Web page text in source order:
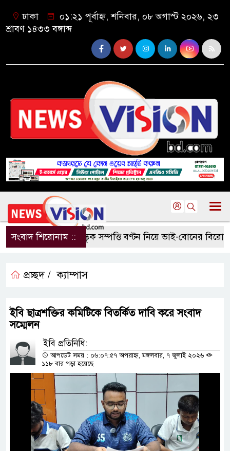
ঢাকা
০১:২১ পূর্বাহ্ন, শনিবার, ০৮ অগাস্ট ২০২৬, ২৩
শ্রাবণ ১৪৩৩ বঙ্গাব্দ
সংবাদ শিরোনাম ::পৈতৃক সম্পত্তি বণ্টন নিয়ে ভাই-বোনের বিরোধ,
প্রচ্ছদ / ক্যাম্পাস
ইবি ছাত্রশক্তির কমিটিকে বিতর্কিত দাবি করে সংবাদ
সম্মেলন
ইবি প্রতিনিধি:
আপডেট সময় : ০৬:০৭:৫৭ অপরাহ্ন, মঙ্গলবার, ৭ জুলাই ২০২৬
১১৮ বার পড়া হয়েছে